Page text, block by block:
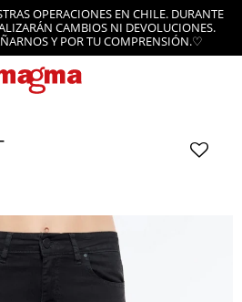
GRATIS POR SOBRE LOS $200.000